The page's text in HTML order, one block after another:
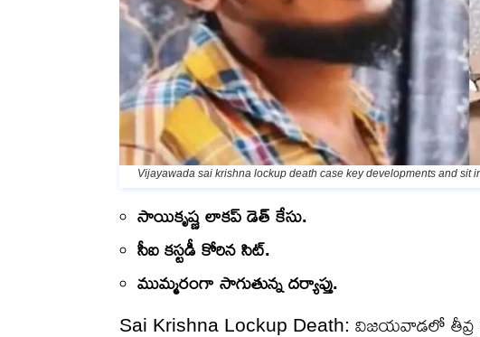
Vijayawada sai krishna lockup death case key developments and sit
సాయికృష్ణ లాకప్ డెత్ కేసు.
సీఐ కస్టడీ కోరిన సిట్.
ముమ్మరంగా సాగుతున్న దర్యాప్తు.
Sai Krishna Lockup Death: విజయవాడలో తీవ్ర